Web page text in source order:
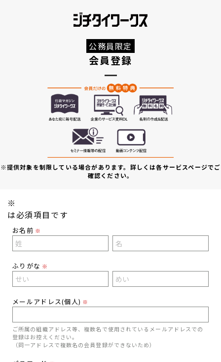
公務員限定
会員登録
※提供対象を制限している場合があります。詳しくは各サービスページでご
確認ください。
※
は必須項目です
お名前 ※
ふりがな ※
メールアドレス(個人) ※
ご所属の組織アドレス等、複数名で使用されているメールアドレスでの
登録はお控えください。
（同一アドレスで複数名の会員登録ができないため）